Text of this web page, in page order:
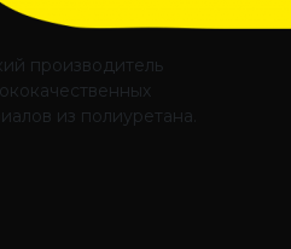
производитель
из полиуретана.